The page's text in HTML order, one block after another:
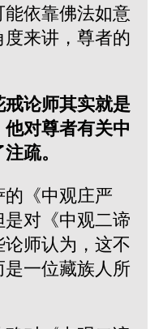
依靠佛法如意
来讲，尊者的
论师其实就是
对尊者有关中
疏。
《中观庄严
对《中观二谛
师认为，这不
一位藏族人所